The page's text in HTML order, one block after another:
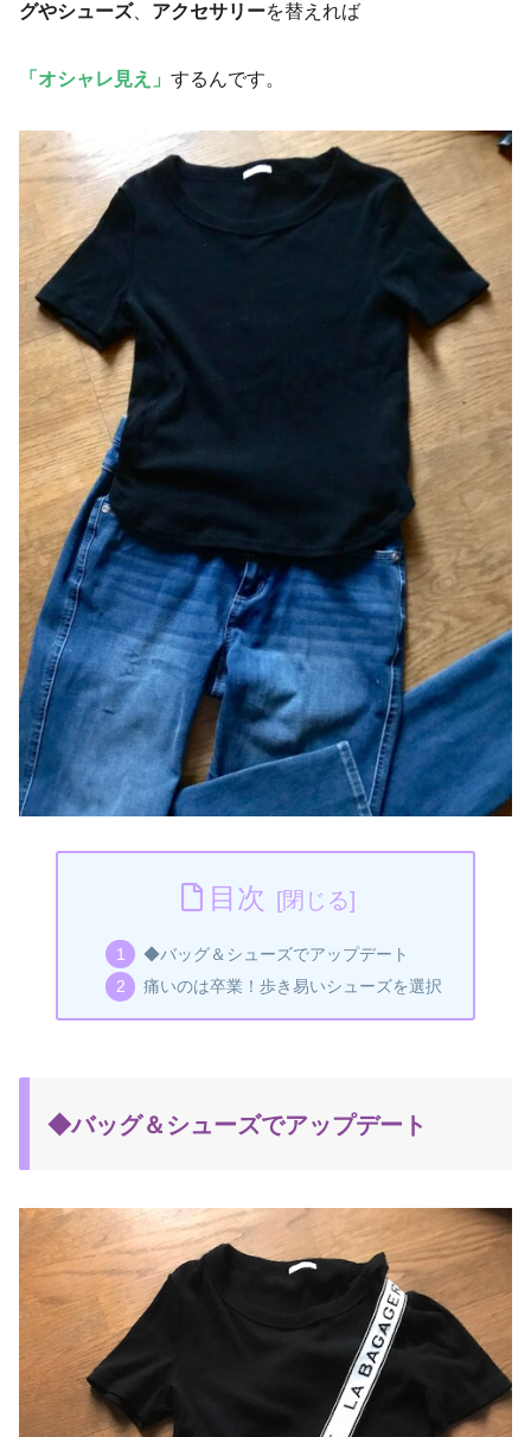
グやシューズ、 アクセサリーを替えれば
「オシャレ見え」 するんです。
目次
◆バッグ＆シューズでアップデート
痛いのは卒業！歩き易いシューズを選択
◆バッグ＆シューズでアップデート